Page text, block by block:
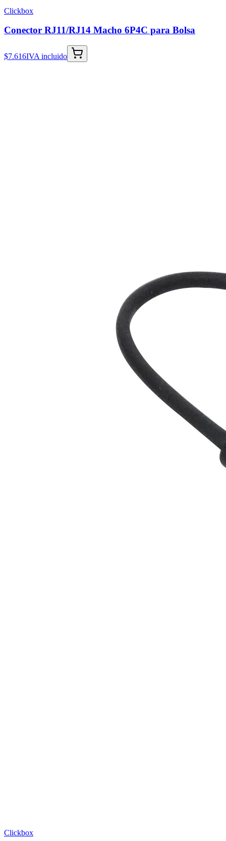
Clickbox
Conector RJ11/RJ14 Macho 6P4C para Bolsa
$7.616IVA incluido
Clickbox